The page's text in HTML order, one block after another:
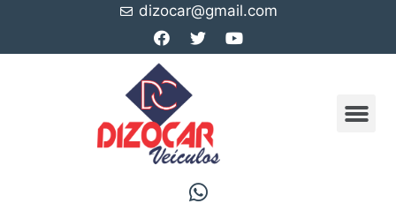
dizocar@gmail.com